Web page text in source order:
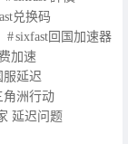
兑换码
sixfast回国加速器
加速
服延迟
角洲行动
延迟问题